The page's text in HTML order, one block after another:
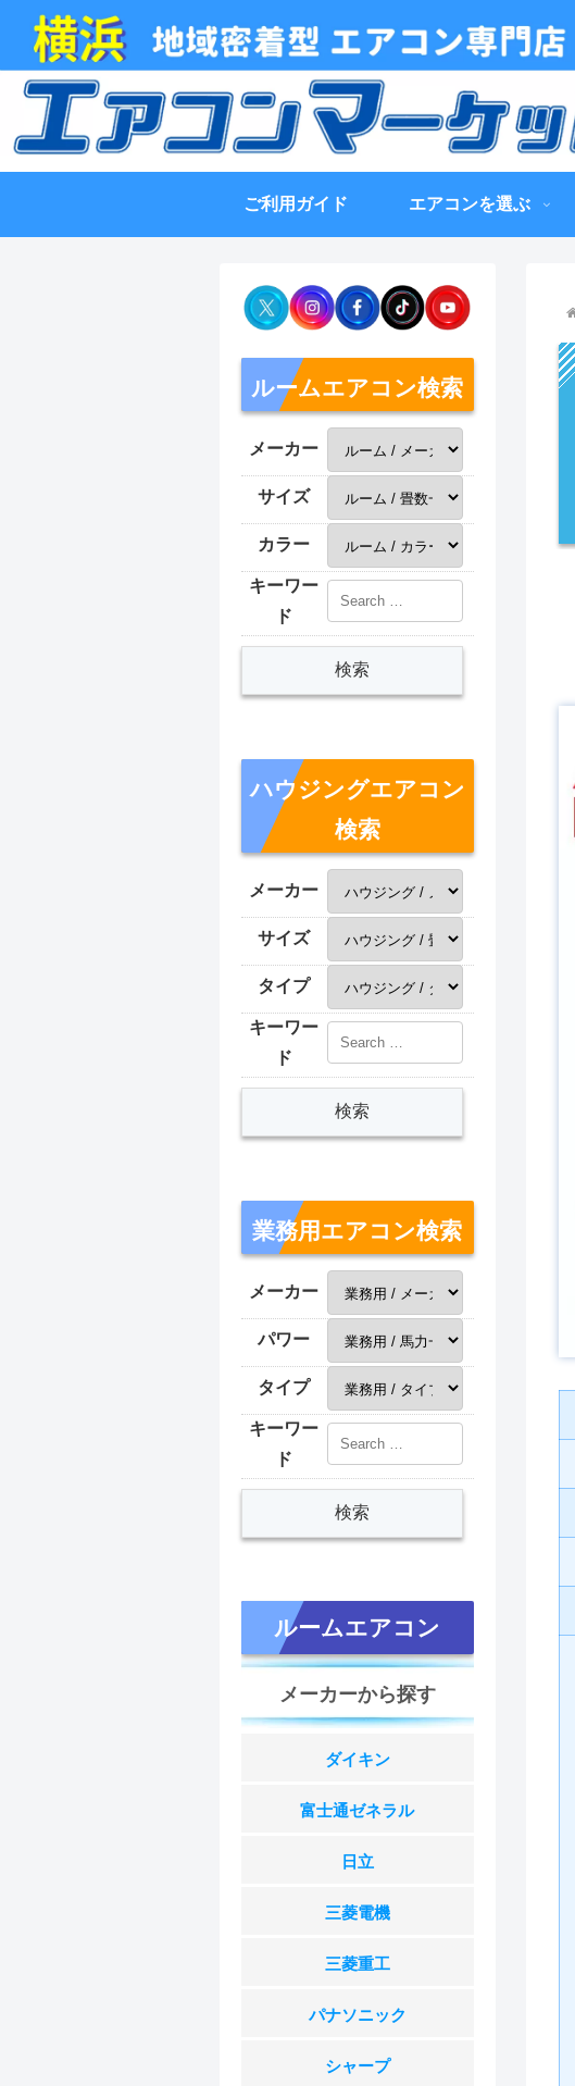
ご利用ガイド エアコンを選ぶ
ルームエアコン検索
メーカー
サイズ
カラー
キーワー
ド
ハウジングエアコン
検索
メーカー
サイズ
タイプ
キーワー
ド
業務用エアコン検索
メーカー
パワー
タイプ
キーワー
ド
ルームエアコン
メーカーから探す
ダイキン
富士通ゼネラル
日立
三菱電機
三菱重工
パナソニック
シャープ